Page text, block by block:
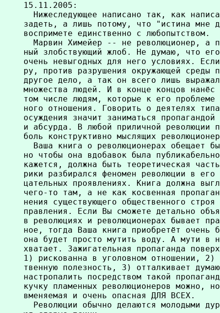
15.11.2005:
Нижеследующее написано так, как
задеть, а лишь потому, что "истина мне
воспримете единственно с любопытством.
Марвин Химейер -- не революционер, а
ный злобствующий жлоб. Не думаю, что
очень невыгодных для него условиях.
ру, против разрушения окружающей среды
другое дело, а так он всего лишь выражал
множества людей. И в конце концов
том числе людям, которые к его проблеме
ного отношения. Говорить о деятелях
осуждения значит заниматься
и абсурда. В любой приличной революции
боль конструктивно мыслящих
Ваша книга о революционерах обещает
но чтобы она вдобавок была
кажется, должна быть теоретическая
рики разбирался феномен революции в
цательных проявлениях. Книга должна
чего-то там, а не как косвенная
нения существующего общественного
правления. Если Вы сможете детально
в революциях и революционерах бывает
ное, тогда Ваша книга приобретёт очень
она будет просто мутить воду. А мути в
хватает. Зажигательная пропаганда
1) рискованна в уголовном отношении, 2)
твенную полезность, 3) отталкивает
настропалить посредством такой
кучку пламенных революционеров можно,
вменяемая и очень опасная ДЛЯ ВСЕХ.
Революции обычно делаются молодыми